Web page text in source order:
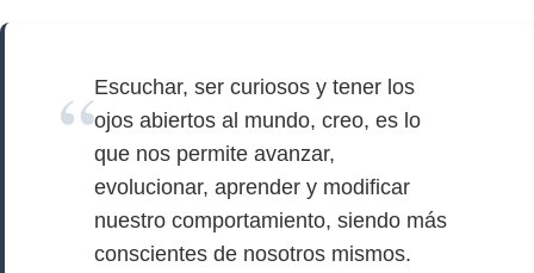
Escuchar, ser curiosos y tener los
ojos abiertos al mundo, creo, es lo
que nos permite avanzar,
evolucionar, aprender y modificar
nuestro comportamiento, siendo más
conscientes de nosotros mismos.